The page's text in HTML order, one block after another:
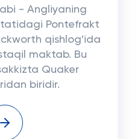
- Angliyaning
Pontefrakt
qishlog'ida
maktab. Bu
Quaker
biridir.